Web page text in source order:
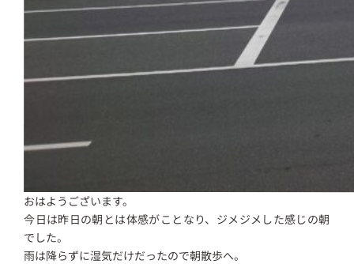
おはようございます。
今日は昨日の朝とは体感がことなり、ジメジメした感じの朝
でした。
雨は降らずに湿気だけだったので朝散歩へ。